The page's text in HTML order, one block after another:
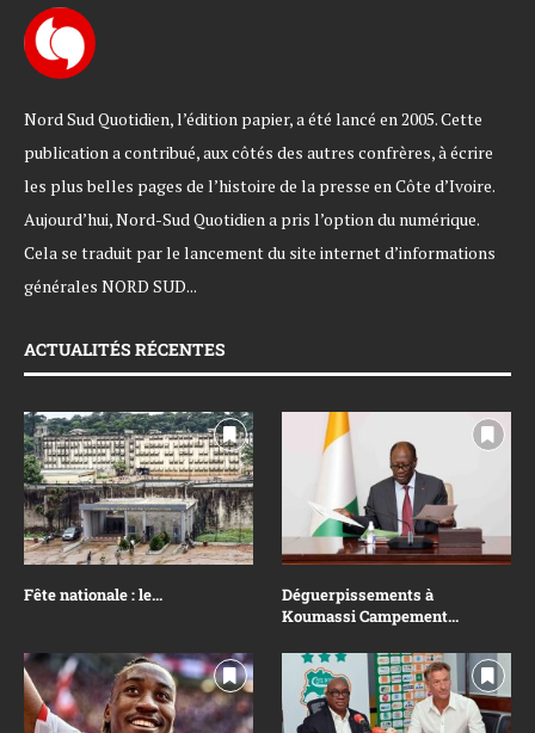
Nord Sud Quotidien, l’édition papier, a été lancé en 2005. Cette
publication a contribué, aux côtés des autres confrères, à écrire
les plus belles pages de l’histoire de la presse en Côte d’Ivoire.
Aujourd’hui, Nord-Sud Quotidien a pris l’option du numérique.
Cela se traduit par le lancement du site internet d’informations
générales NORD SUD...
ACTUALITÉS RÉCENTES
Fête nationale : le...
Déguerpissements à
Koumassi Campement...